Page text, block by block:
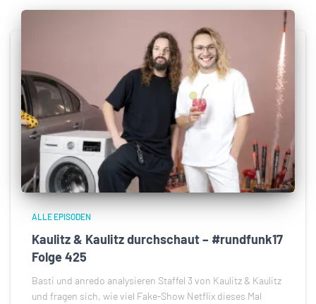
ALLE EPISODEN
Kaulitz & Kaulitz durchschaut – #rundfunk17
Folge 425
Basti und anredo analysieren Staffel 3 von Kaulitz & Kaulitz
und fragen sich, wie viel Fake-Show Netflix dieses Mal